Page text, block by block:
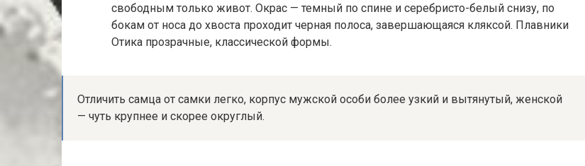
свободным только живот. Окрас — темный по спине и серебристо-белый снизу, по
бокам от носа до хвоста проходит черная полоса, завершающаяся кляксой. Плавники
Отика прозрачные, классической формы.
Отличить самца от самки легко, корпус мужской особи более узкий и вытянутый, женской
— чуть крупнее и скорее округлый.